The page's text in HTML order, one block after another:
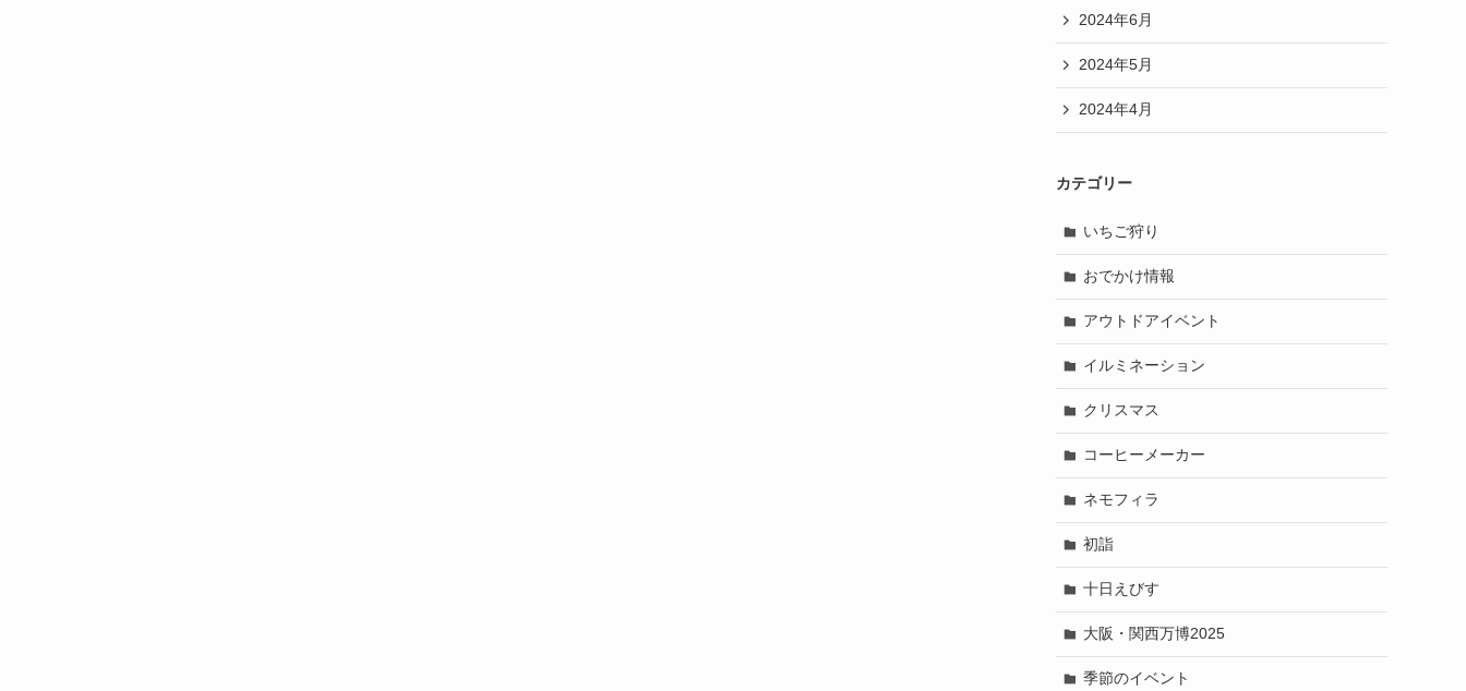
2024年6月
2024年5月
2024年4月
カテゴリー
いちご狩り
おでかけ情報
アウトドアイベント
イルミネーション
クリスマス
コーヒーメーカー
ネモフィラ
初詣
十日えびす
大阪・関西万博2025
季節のイベント